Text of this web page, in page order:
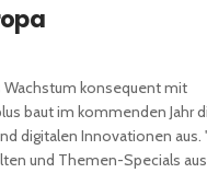
Wachstum konsequent mit
baut im kommenden Jahr
digitalen Innovationen aus.
und Themen-Specials
ESSEN & TRINKEN
GOURMET &
HOTELLERIE & RESORTS
RESTAURANTS & BARS